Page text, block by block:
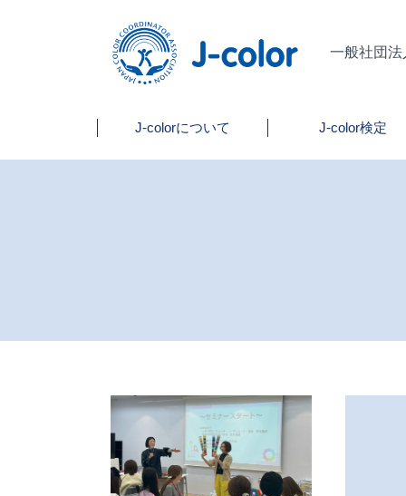
一般社団
J-colorについて J-color検定